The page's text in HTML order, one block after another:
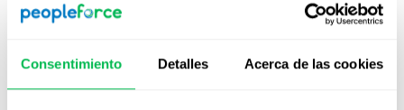
Consentimiento Detalles Acerca de las cookies